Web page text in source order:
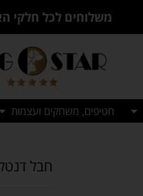
משלוחים לכל חלקי
חטיפים, משחקים ועצמות
חבל דנטלי